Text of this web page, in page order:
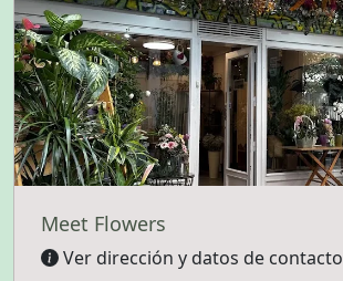
Meet Flowers
Ver dirección y datos de contacto